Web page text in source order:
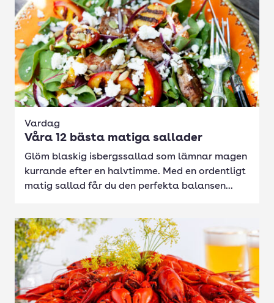
Vardag
Våra 12 bästa matiga sallader
Glöm blaskig isbergssallad som lämnar magen
kurrande efter en halvtimme. Med en ordentligt
matig sallad får du den perfekta balansen...